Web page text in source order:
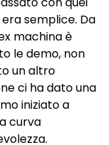
semplice. Da
machina è
le demo, non
un altro
ci ha dato una
iniziato a
curva